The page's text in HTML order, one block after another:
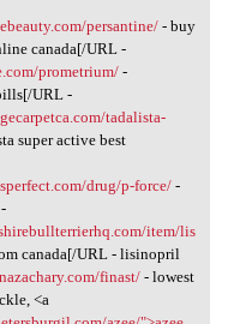
persantine/- buy
canada[/URL -
prometrium/-
URL -
tadalista-
super active best
drug/p-force/-
item/lis
canada[/URL - lisinopril
finast/- lowest
<a